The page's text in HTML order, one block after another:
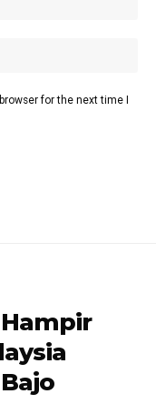
for the next time I